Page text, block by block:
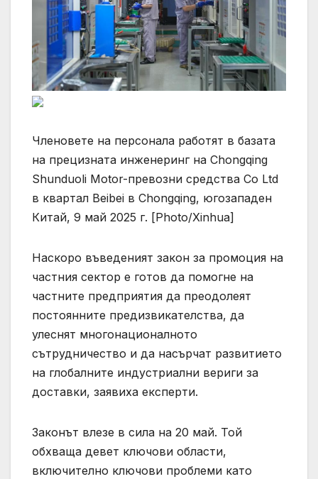
Членовете на персонала работят в базата
на прецизната инженеринг на Chongqing
Shunduoli Motor-превозни средства Co Ltd
в квартал Beibei в Chongqing, югозападен
Китай, 9 май 2025 г. [Photo/Xinhua]
Наскоро въведеният закон за промоция на
частния сектор е готов да помогне на
частните предприятия да преодолеят
постоянните предизвикателства, да
улеснят многонационалното
сътрудничество и да насърчат развитието
на глобалните индустриални вериги за
доставки, заявиха експерти.
Законът влезе в сила на 20 май. Той
обхваща девет ключови области,
включително ключови проблеми като